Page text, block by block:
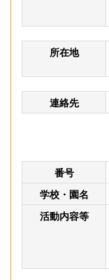
所在地
連絡先
番号
学校・園名
活動内容等